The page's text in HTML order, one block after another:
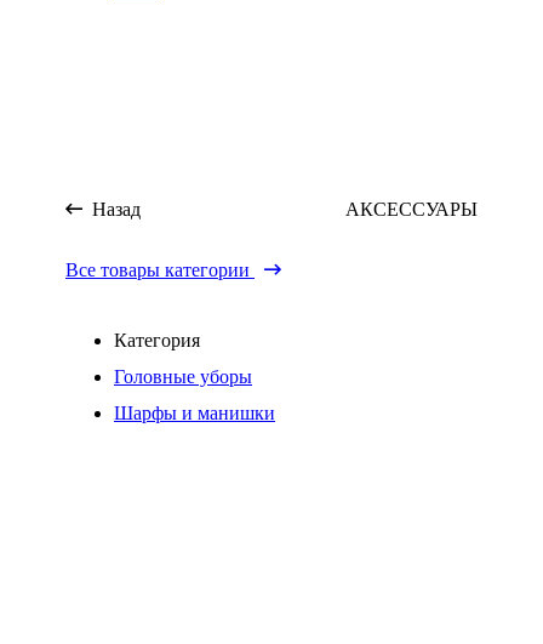
Назад АКСЕССУАРЫ
Все товары категории
Категория
Головные уборы
Шарфы и манишки